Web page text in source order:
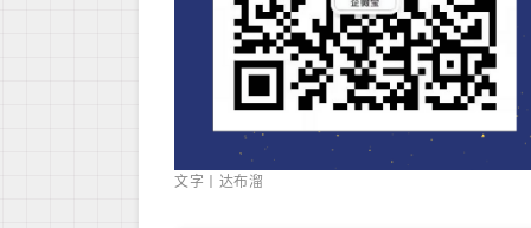
文字丨达布溜